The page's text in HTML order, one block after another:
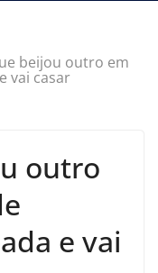
beijou outro em
vai casar
outro
e vai